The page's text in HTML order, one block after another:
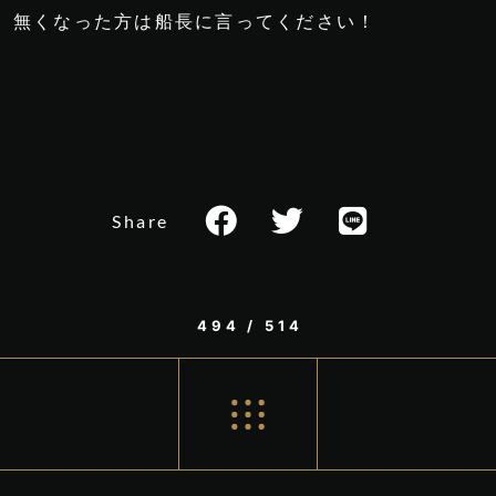
無くなった方は船長に言ってください！
Share
494 / 514